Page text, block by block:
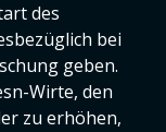
des
bei
geben.
Wirte, den
zu erhöhen,